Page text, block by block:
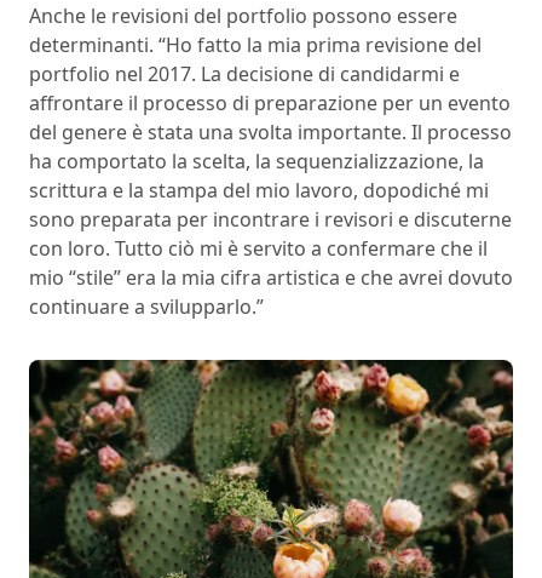
Anche le revisioni del portfolio possono essere
determinanti. “Ho fatto la mia prima revisione del
portfolio nel 2017. La decisione di candidarmi e
affrontare il processo di preparazione per un evento
del genere è stata una svolta importante. Il processo
ha comportato la scelta, la sequenzializzazione, la
scrittura e la stampa del mio lavoro, dopodiché mi
sono preparata per incontrare i revisori e discuterne
con loro. Tutto ciò mi è servito a confermare che il
mio “stile” era la mia cifra artistica e che avrei dovuto
continuare a svilupparlo.”